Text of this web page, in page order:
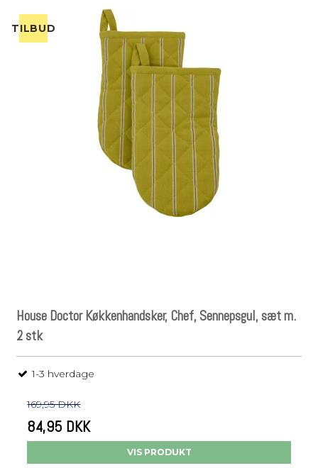
TILBUD
House Doctor Køkkenhandsker, Chef, Sennepsgul, sæt m.
2 stk
1-3 hverdage
169,95 DKK
84,95 DKK
VIS PRODUKT